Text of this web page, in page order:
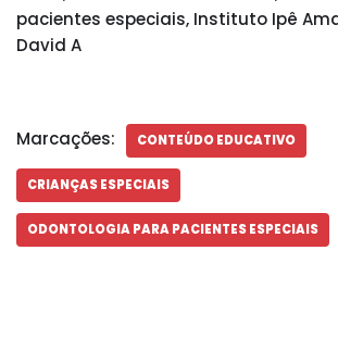
pacientes especiais, Instituto Ipê
David A
Marcações: CONTEÚDO EDUCATIVO
CRIANÇAS ESPECIAIS
ODONTOLOGIA PARA PACIENTES ESPECIAIS